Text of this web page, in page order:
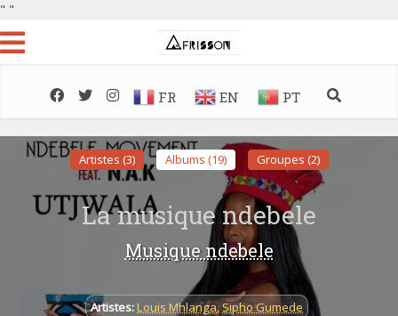
" "
FR EN PT
Artistes (3) Albums (19) Groupes (2)
La musique ndebele
Musique ndebele
Artistes: Louis Mhlanga,Sipho Gumede